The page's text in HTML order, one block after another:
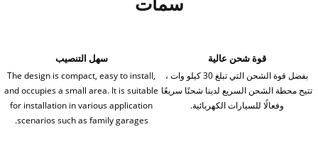
قوة شحن عالية
بفضل قوة الشحن التي تبلغ 30 كيلو وات ،
تتيح محطة الشحن السريع لدينا شحنًا سريعًا
وفعالًا للسيارات الكهربائية.
سهل التنصيب
The design is compact, easy to install,
and occupies a small area. It is suitable
for installation in various application
scenarios such as family garages.